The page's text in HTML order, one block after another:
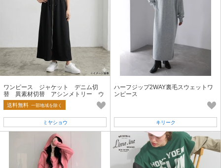
ワンピース ジャケット デニム切
替 異素材切替 アシンメトリー ウ
エストドロスト
送料無料 一部地域を除く
ミヤショウ
ハーフジップ2WAY裏毛スウェットワ
ンピース
キリーク